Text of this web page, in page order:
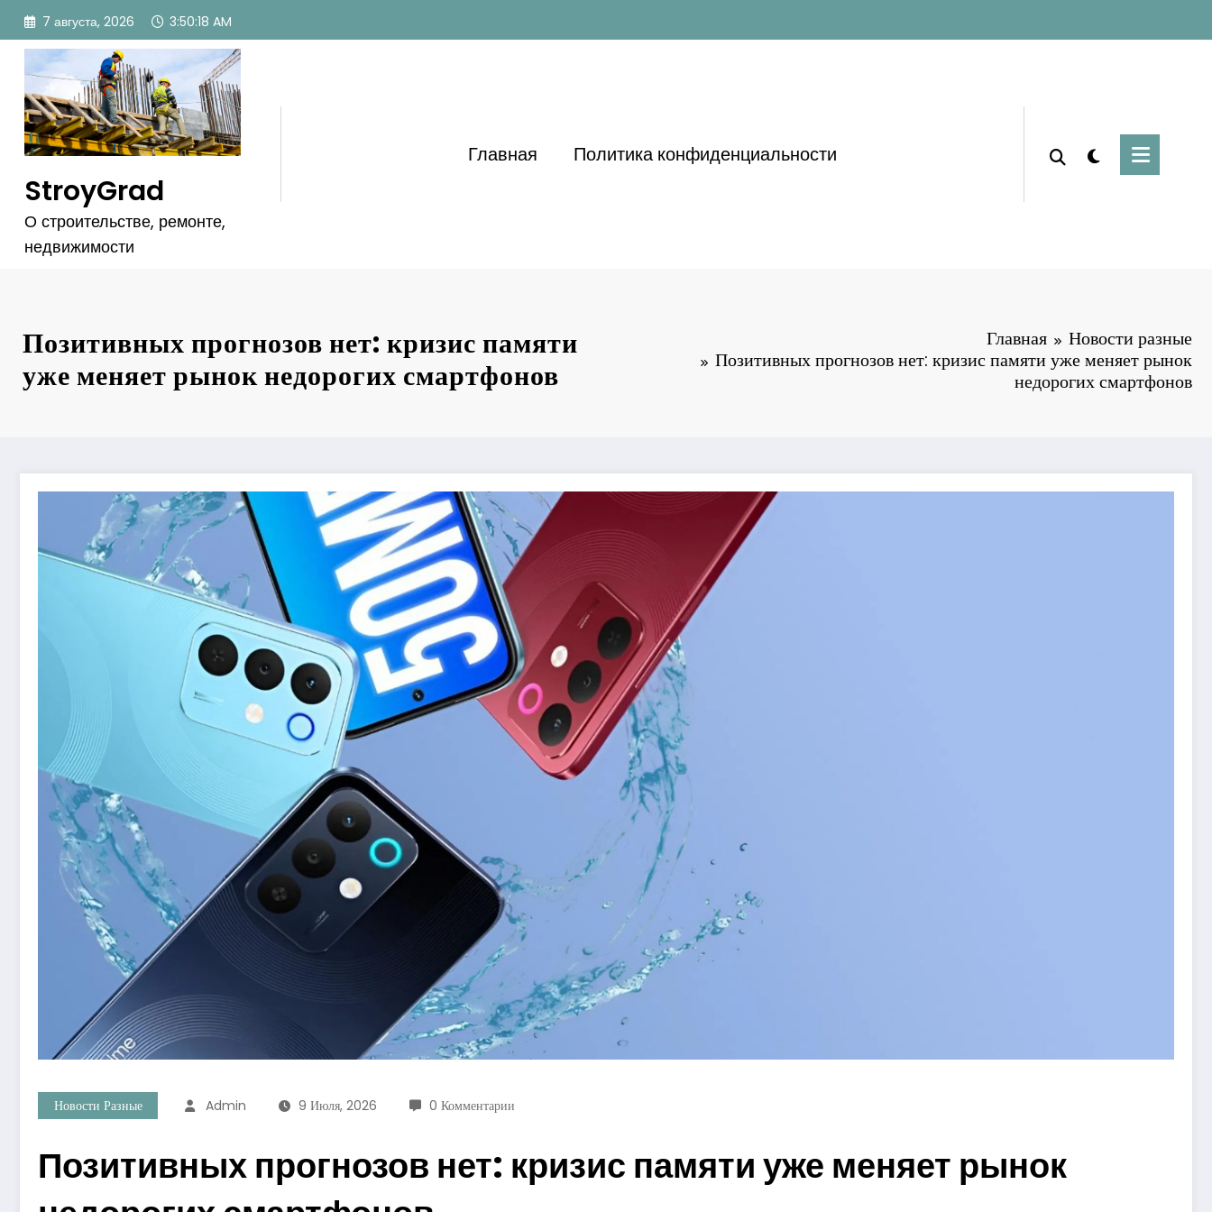
Перейти
содержимому
7 августа, 2026 3:50:20 AM
StroyGrad
О строительстве, ремонте,
недвижимости
Главная Политика конфиденциальности
Позитивных прогнозов нет: кризис памяти
уже меняет рынок недорогих смартфонов
Главная
Новости разные
Позитивных прогнозов нет: кризис памяти уже меняет рынок
недорогих смартфонов
Новости Разные Admin 9 Июля, 2026 0 Комментарии
Позитивных прогнозов нет: кризис памяти уже меняет рынок